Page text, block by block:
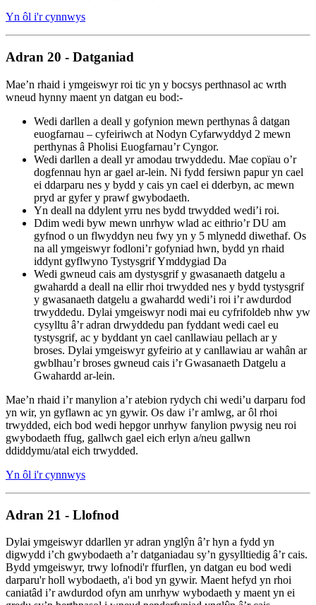
Yn ôl i'r cynnwys
Adran 20 - Datganiad
Mae’n rhaid i ymgeiswyr roi tic yn y bocsys perthnasol ac wrth
wneud hynny maent yn datgan eu bod:-
Wedi darllen a deall y gofynion mewn perthynas â datgan
euogfarnau – cyfeiriwch at Nodyn Cyfarwyddyd 2 mewn
perthynas â Pholisi Euogfarnau’r Cyngor.
Wedi darllen a deall yr amodau trwyddedu. Mae copïau o’r
dogfennau hyn ar gael ar-lein. Ni fydd fersiwn papur yn cael
ei ddarparu nes y bydd y cais yn cael ei dderbyn, ac mewn
pryd ar gyfer y prawf gwybodaeth.
Yn deall na ddylent yrru nes bydd trwydded wedi’i roi.
Ddim wedi byw mewn unrhyw wlad ac eithrio’r DU am
gyfnod o un flwyddyn neu fwy yn y 5 mlynedd diwethaf. Os
na all ymgeiswyr fodloni’r gofyniad hwn, bydd yn rhaid
iddynt gyflwyno Tystysgrif Ymddygiad Da
Wedi gwneud cais am dystysgrif y gwasanaeth datgelu a
gwahardd a deall na ellir rhoi trwydded nes y bydd tystysgrif
y gwasanaeth datgelu a gwahardd wedi’i roi i’r awdurdod
trwyddedu. Dylai ymgeiswyr nodi mai eu cyfrifoldeb nhw yw
cysylltu â’r adran drwyddedu pan fyddant wedi cael eu
tystysgrif, ac y byddant yn cael canllawiau pellach ar y
broses. Dylai ymgeiswyr gyfeirio at y canllawiau ar wahân ar
gwblhau’r broses gwneud cais i’r Gwasanaeth Datgelu a
Gwahardd ar-lein.
Mae’n rhaid i’r manylion a’r atebion rydych chi wedi’u darparu fod
yn wir, yn gyflawn ac yn gywir. Os daw i’r amlwg, ar ôl rhoi
trwydded, eich bod wedi hepgor unrhyw fanylion pwysig neu roi
gwybodaeth ffug, gallwch gael eich erlyn a/neu gallwn
ddiddymu/atal eich trwydded.
Yn ôl i'r cynnwys
Adran 21 - Llofnod
Dylai ymgeiswyr ddarllen yr adran ynglŷn â’r hyn a fydd yn
digwydd i’ch gwybodaeth a’r datganiadau sy’n gysylltiedig â’r cais.
Bydd ymgeiswyr, trwy lofnodi'r ffurflen, yn datgan eu bod wedi
darparu'r holl wybodaeth, a'i bod yn gywir. Maent hefyd yn rhoi
caniatâd i’r awdurdod ofyn am unrhyw wybodaeth y maent yn ei